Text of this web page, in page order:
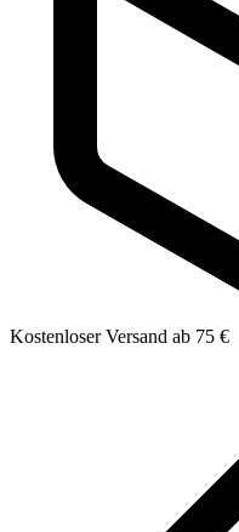
Kostenloser Versand ab 75 €